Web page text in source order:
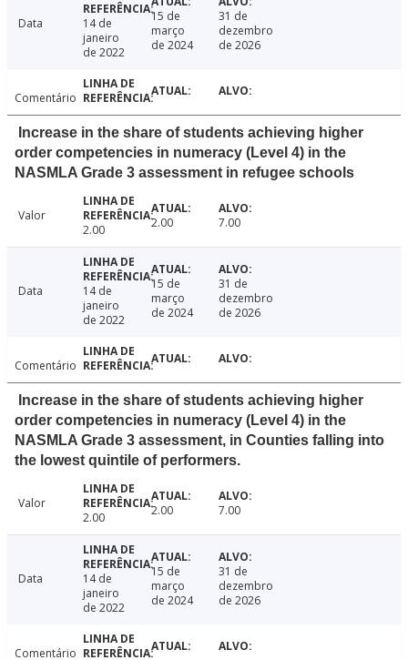
Data
14 de
janeiro
de 2022
15 de
março
de 2024
31 de
dezembro
de 2026
Comentário
Increase in the share of students achieving higher
order competencies in numeracy (Level 4) in the
NASMLA Grade 3 assessment in refugee schools
Valor
2.00
2.00 7.00
Data
14 de
janeiro
de 2022
15 de
março
de 2024
31 de
dezembro
de 2026
Comentário
Increase in the share of students achieving higher
order competencies in numeracy (Level 4) in the
NASMLA Grade 3 assessment, in Counties falling into
the lowest quintile of performers.
Valor
2.00
2.00 7.00
Data
14 de
janeiro
de 2022
15 de
março
de 2024
31 de
dezembro
de 2026
Comentário